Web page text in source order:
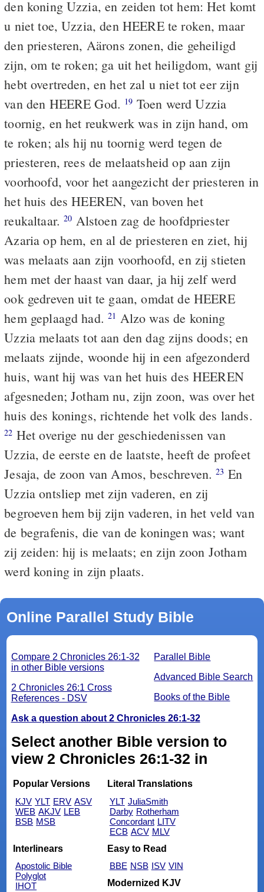
den koning Uzzia, en zeiden tot hem: Het komt
u niet toe, Uzzia, den HEERE te roken, maar
den priesteren, Aärons zonen, die geheiligd
zijn, om te roken; ga uit het heiligdom, want gij
hebt overtreden, en het zal u niet tot eer zijn
van den HEERE God. 19 Toen werd Uzzia
toornig, en het reukwerk was in zijn hand, om
te roken; als hij nu toornig werd tegen de
priesteren, rees de melaatsheid op aan zijn
voorhoofd, voor het aangezicht der priesteren in
het huis des HEEREN, van boven het
reukaltaar.20 Alstoen zag de hoofdpriester
Azaria op hem, en al de priesteren en ziet, hij
was melaats aan zijn voorhoofd, en zij stieten
hem met der haast van daar, ja hij zelf werd
ook gedreven uit te gaan, omdat de HEERE
hem geplaagd had.21 Alzo was de koning
Uzzia melaats tot aan den dag zijns doods; en
melaats zijnde, woonde hij in een afgezonderd
huis, want hij was van het huis des HEEREN
afgesneden; Jotham nu, zijn zoon, was over het
huis des konings, richtende het volk des lands.
22 Het overige nu der geschiedenissen van
Uzzia, de eerste en de laatste, heeft de profeet
Jesaja, de zoon van Amos, beschreven.23 En
Uzzia ontsliep met zijn vaderen, en zij
begroeven hem bij zijn vaderen, in het veld van
de begrafenis, die van de koningen was; want
zij zeiden: hij is melaats; en zijn zoon Jotham
werd koning in zijn plaats.
Online Parallel Study Bible
Parallel Bible
Advanced Bible Search
Books of the Bible
Compare 2 Chronicles 26:1-32
in other Bible versions
2 Chronicles 26:1 Cross
References - DSV
Ask a question about 2 Chronicles 26:1-32
Select another Bible version to
view 2 Chronicles 26:1-32 in
Popular Versions
KJV YLT ERV ASV
WEB AKJV LEB
BSB MSB
Literal Translations
YLT JuliaSmith
Darby Rotherham
Concordant LITV
ECB ACV MLV
Interlinears
Apostolic Bible
Polyglot
IHOT
Easy to Read
BBE NSB ISV VIN
Modernized KJV